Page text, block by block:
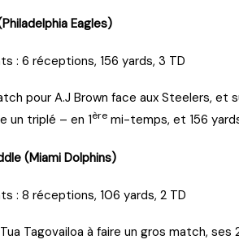
Eagles)
: 6 réceptions, 156 yards, 3 TD
pour A.J Brown face aux Steelers,
un triplé – en 1ère mi-temps, et 156
(Miami Dolphins)
: 8 réceptions, 106 yards, 2 TD
Tagovailoa à faire un gros match,